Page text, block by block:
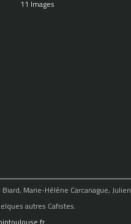
11 Images
Marie-Hélène Carcanague, Julien
autres Cafistes.